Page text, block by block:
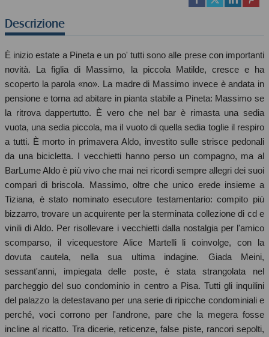
Descrizione
È inizio estate a Pineta e un po' tutti sono alle prese con importanti
novità. La figlia di Massimo, la piccola Matilde, cresce e ha
scoperto la parola «no». La madre di Massimo invece è andata in
pensione e torna ad abitare in pianta stabile a Pineta: Massimo se
la ritrova dappertutto. È vero che nel bar è rimasta una sedia
vuota, una sedia piccola, ma il vuoto di quella sedia toglie il respiro
a tutti. È morto in primavera Aldo, investito sulle strisce pedonali
da una bicicletta. I vecchietti hanno perso un compagno, ma al
BarLume Aldo è più vivo che mai nei ricordi sempre allegri dei suoi
compari di briscola. Massimo, oltre che unico erede insieme a
Tiziana, è stato nominato esecutore testamentario: compito più
bizzarro, trovare un acquirente per la sterminata collezione di cd e
vinili di Aldo. Per risollevare i vecchietti dalla nostalgia per l'amico
scomparso, il vicequestore Alice Martelli li coinvolge, con la
dovuta cautela, nella sua ultima indagine. Giada Meini,
sessant'anni, impiegata delle poste, è stata strangolata nel
parcheggio del suo condominio in centro a Pisa. Tutti gli inquilini
del palazzo la detestavano per una serie di ripicche condominiali e
perché, voci corrono per l'androne, pare che la megera fosse
incline al ricatto. Tra dicerie, reticenze, false piste, rancori sepolti,